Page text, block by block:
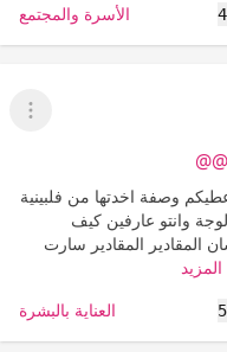
الأسرة والمجتمع
عرض
وصفة اخدتها من فلبينية
وانتو عارفين كيف
المقادير المقادير سارت
المزيد
العناية بالبشرة